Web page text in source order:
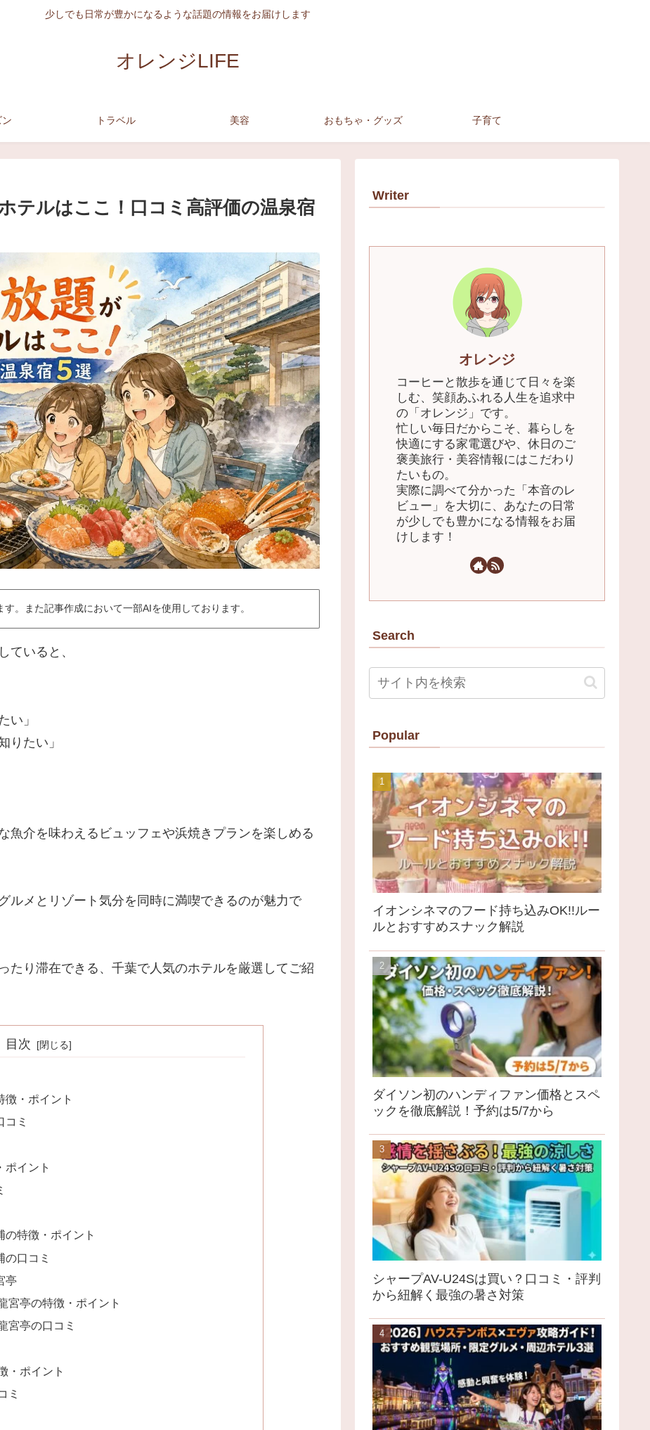
少しでも日常が豊かになるような話題の情報をお届けします
オレンジLIFE
トラベル 美容 おもちゃ・グッズ 子育て
テルはここ！口コミ高評価の温泉宿
。また記事作成において一部AIを使用しております。
ていると、
い」
りたい」
魚介を味わえるビュッフェや浜焼きプランを楽しめる
ルメとリゾート気分を同時に満喫できるのが魅力で
たり滞在できる、千葉で人気のホテルを厳選してご紹
目次
徴・ポイント
コミ
ポイント
の特徴・ポイント
の口コミ
亭
宮亭の特徴・ポイント
宮亭の口コミ
・ポイント
ミ
Writer
オレンジ
​コーヒーと散歩を通じて日々を楽
しむ、笑顔あふれる人生を追求中
の「オレンジ」です。
忙しい毎日だからこそ、暮らしを
快適にする家電選びや、休日のご
褒美旅行・美容情報にはこだわり
たいもの。
実際に調べて分かった「本音のレ
ビュー」を大切に、あなたの日常
が少しでも豊かになる情報をお届
けします！
Search
Popular
イオンシネマのフード持ち込みOK!!ルー
ルとおすすめスナック解説
ダイソン初のハンディファン価格とスペ
ックを徹底解説！予約は5/7から
シャープAV-U24Sは買い？口コミ・評判
から紐解く最強の暑さ対策